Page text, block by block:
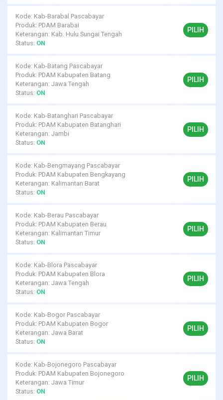
Kode: Kab-Barabal Pascabayar
Produk: PDAM Barabai
Keterangan: Kab. Hulu Sungai Tengah
Status: ON
PILIH
Kode: Kab-Batang Pascabayar
Produk: PDAM Kabupaten Batang
Keterangan: Jawa Tengah
Status: ON
PILIH
Kode: Kab-Batanghari Pascabayar
Produk: PDAM Kabupaten Batanghari
Keterangan: Jambi
Status: ON
PILIH
Kode: Kab-Bengmayang Pascabayar
Produk: PDAM Kabupaten Bengkayang
Keterangan: Kalimantan Barat
Status: ON
PILIH
Kode: Kab-Berau Pascabayar
Produk: PDAM Kabupaten Berau
Keterangan: Kalimantan Timur
Status: ON
PILIH
Kode: Kab-Blora Pascabayar
Produk: PDAM Kabupaten Blora
Keterangan: Jawa Tengah
Status: ON
PILIH
Kode: Kab-Bogor Pascabayar
Produk: PDAM Kabupaten Bogor
Keterangan: Jawa Barat
Status: ON
PILIH
Kode: Kab-Bojonegoro Pascabayar
Produk: PDAM Kabupaten Bojonegoro
Keterangan: Jawa Timur
Status: ON
PILIH